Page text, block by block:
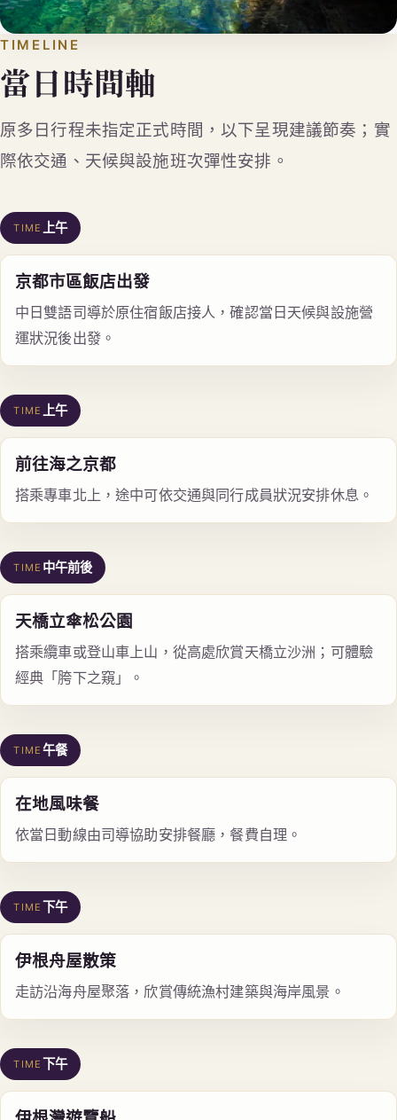
TIMELINE
當日時間軸
原多日行程未指定正式時間，以下呈現建議節奏；實
際依交通、天候與設施班次彈性安排。
TIME 上午
京都市區飯店出發
中日雙語司導於原住宿飯店接人，確認當日天候與設施營
運狀況後出發。
TIME 上午
前往海之京都
搭乘專車北上，途中可依交通與同行成員狀況安排休息。
TIME 中午前後
天橋立傘松公園
搭乘纜車或登山車上山，從高處欣賞天橋立沙洲；可體驗
經典「胯下之窺」。
TIME 午餐
在地風味餐
依當日動線由司導協助安排餐廳，餐費自理。
TIME 下午
伊根舟屋散策
走訪沿海舟屋聚落，欣賞傳統漁村建築與海岸風景。
TIME 下午